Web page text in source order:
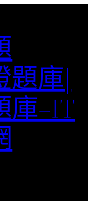
題庫|
庫–IT